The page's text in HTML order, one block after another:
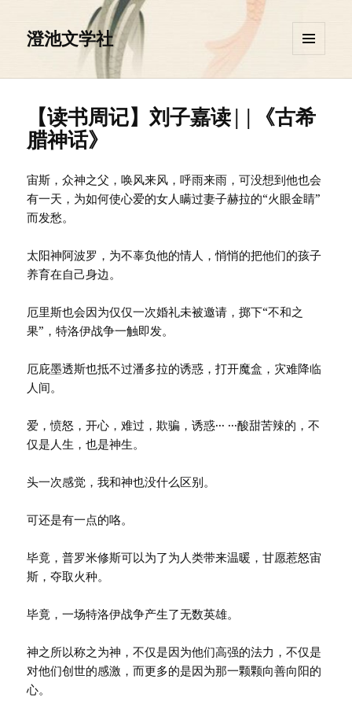
澄池文学社
挂件
【读书周记】刘子嘉读||《古希
腊神话》
宙斯，众神之父，唤风来风，呼雨来雨，可没想到他也会
有一天，为如何使心爱的女人瞒过妻子赫拉的“火眼金睛”
而发愁。
太阳神阿波罗，为不辜负他的情人，悄悄的把他们的孩子
养育在自己身边。
厄里斯也会因为仅仅一次婚礼未被邀请，掷下“不和之
果”，特洛伊战争一触即发。
厄庇墨透斯也抵不过潘多拉的诱惑，打开魔盒，灾难降临
人间。
爱，愤怒，开心，难过，欺骗，诱惑··· ···酸甜苦辣的，不
仅是人生，也是神生。
头一次感觉，我和神也没什么区别。
可还是有一点的咯。
毕竟，普罗米修斯可以为了为人类带来温暖，甘愿惹怒宙
斯，夺取火种。
毕竟，一场特洛伊战争产生了无数英雄。
神之所以称之为神，不仅是因为他们高强的法力，不仅是
对他们创世的感激，而更多的是因为那一颗颗向善向阳的
心。